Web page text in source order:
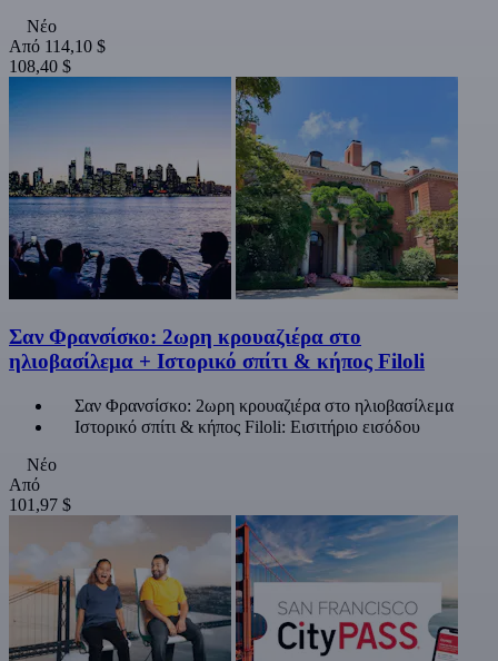
Νέο
Από 114,10 $
108,40 $
Σαν Φρανσίσκο: 2ωρη κρουαζιέρα στο
ηλιοβασίλεμα + Ιστορικό σπίτι & κήπος Filoli
Σαν Φρανσίσκο: 2ωρη κρουαζιέρα στο ηλιοβασίλεμα
Ιστορικό σπίτι & κήπος Filoli: Εισιτήριο εισόδου
Νέο
Από
101,97 $